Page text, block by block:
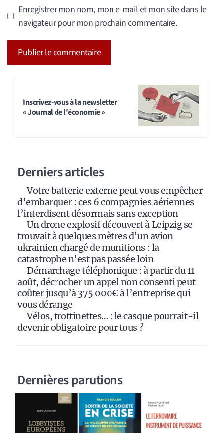
Enregistrer mon nom, mon e-mail et mon site dans le
navigateur pour mon prochain commentaire.
Inscrivez-vous à la newsletter
« Journal de l'économie »
Derniers articles
Votre batterie externe peut vous empêcher
d’embarquer : ces 6 compagnies aériennes
l’interdisent désormais sans exception
Un drone explosif découvert à Leipzig se
trouvait à quelques mètres d’un avion
ukrainien chargé de munitions : la
catastrophe n’est pas passée loin
Démarchage téléphonique : à partir du 11
août, décrocher un appel non consenti peut
coûter jusqu’à 375 000€ à l’entreprise qui
vous dérange
Vélos, trottinettes… : le casque pourrait-il
devenir obligatoire pour tous ?
Dernières parutions